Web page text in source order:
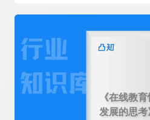
《在线教
发展的思考